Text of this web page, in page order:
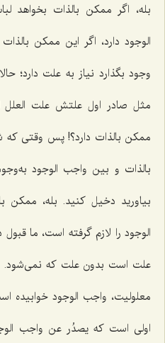
بله، اگر ممکن بالذات بخواهد
الوجود دارد، اگر این ممکن
وجود بگذارد نیاز به علت دارد؛
مثل صادر اول علتش علت
ممکن بالذات دارد؟! پس وقتى
بالذات و بین واجب الوجود
بیاورید دخیل کنید. بله، ممکن
الوجود را لازم گرفته است، ما
علت است بدون علت که نمى‌شود.
معلولیت، واجب الوجود خوابیده
اولى است کهیصدُر عن واجب